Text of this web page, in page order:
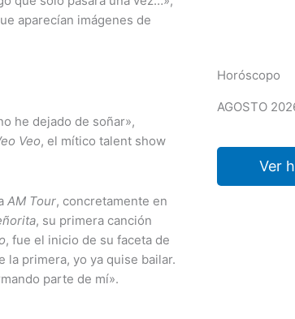
aparecían imágenes de
he dejado de soñar»,
Veo, el mítico talent show
AM Tour, concretamente en
, su primera canción
, fue el inicio de su faceta de
la primera, yo ya quise bailar.
parte de mí».
Horóscopo
AGOSTO
Ver